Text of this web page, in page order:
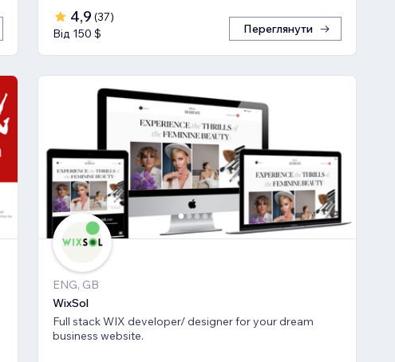
4,9 (37)
Від 150 $
Переглянути
ENG, GB
WixSol
Full stack WIX developer/ designer for your dream
business website.